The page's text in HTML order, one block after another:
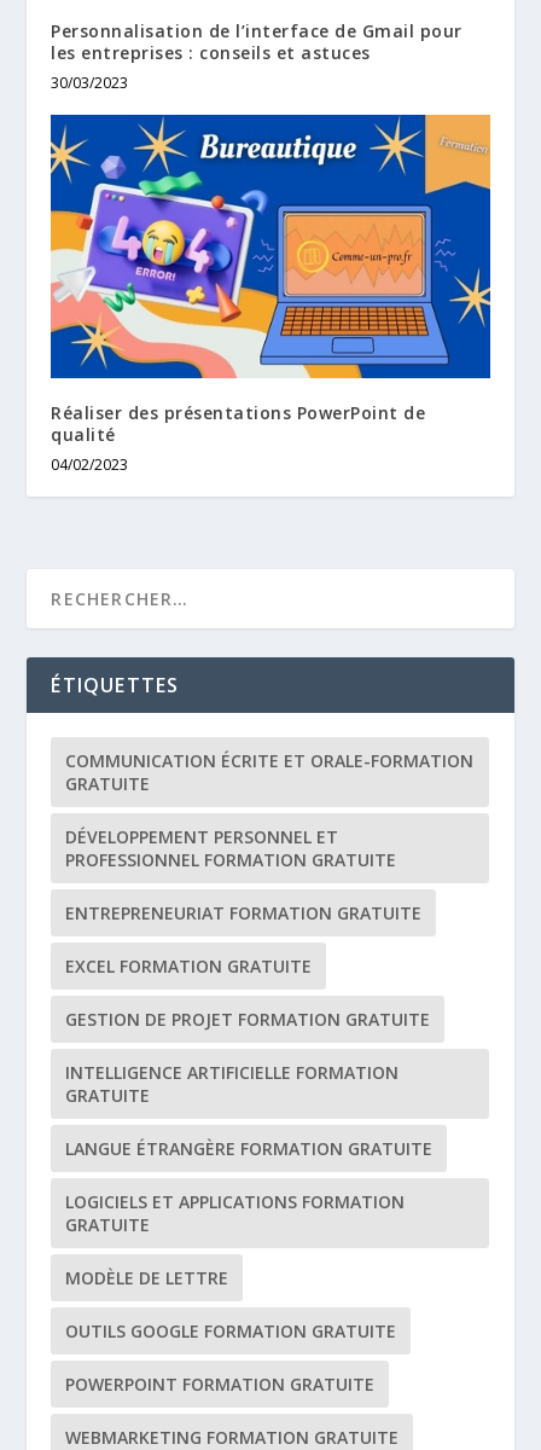
Personnalisation de l’interface de Gmail pour
les entreprises : conseils et astuces
30/03/2023
Réaliser des présentations PowerPoint de
qualité
04/02/2023
ÉTIQUETTES
COMMUNICATION ÉCRITE ET ORALE-FORMATION
GRATUITE
DÉVELOPPEMENT PERSONNEL ET
PROFESSIONNEL FORMATION GRATUITE
ENTREPRENEURIAT FORMATION GRATUITE
EXCEL FORMATION GRATUITE
GESTION DE PROJET FORMATION GRATUITE
INTELLIGENCE ARTIFICIELLE FORMATION
GRATUITE
LANGUE ÉTRANGÈRE FORMATION GRATUITE
LOGICIELS ET APPLICATIONS FORMATION
GRATUITE
MODÈLE DE LETTRE
OUTILS GOOGLE FORMATION GRATUITE
POWERPOINT FORMATION GRATUITE
WEBMARKETING FORMATION GRATUITE